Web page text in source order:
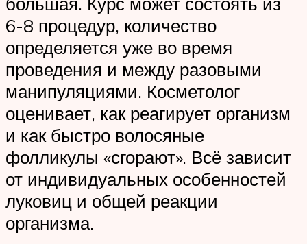
6-8 процедур, количество
определяется уже во время
проведения и между разовыми
манипуляциями. Косметолог
оценивает, как реагирует организм
и как быстро волосяные
фолликулы «сгорают». Всё зависит
от индивидуальных особенностей
луковиц и общей реакции
организма.